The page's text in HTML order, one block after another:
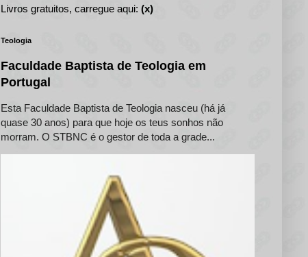
Livros gratuitos, carregue aqui: (x)
Teologia
Faculdade Baptista de Teologia em
Portugal
Esta Faculdade Baptista de Teologia nasceu (há já
quase 30 anos) para que hoje os teus sonhos não
morram. O STBNC é o gestor de toda a grade...